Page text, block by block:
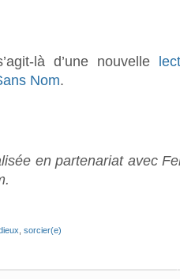
là d’une nouvelle
Nom.
en partenariat avec
sorcier(e)